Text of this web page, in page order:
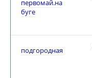
первомай.на
буге
подгородная